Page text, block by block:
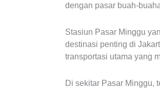
dengan pasar buah-
Stasiun Pasar Minggu
destinasi penting di
transportasi utama yang
Di sekitar Pasar Minggu,